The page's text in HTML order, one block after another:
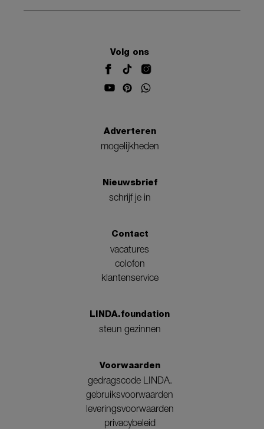
Volg ons
Adverteren
mogelijkheden
Nieuwsbrief
schrijf je in
Contact
vacatures
colofon
klantenservice
LINDA.foundation
steun gezinnen
Voorwaarden
gedragscode LINDA.
gebruiksvoorwaarden
leveringsvoorwaarden
privacybeleid